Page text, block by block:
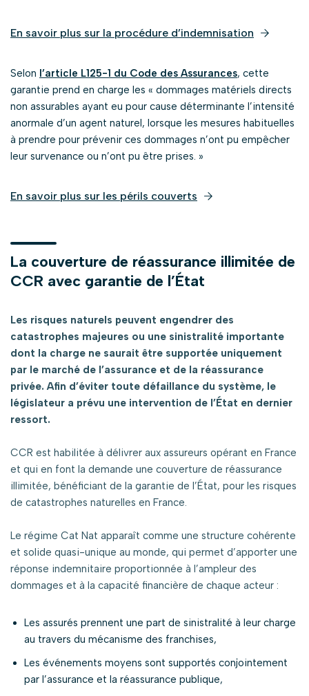
En savoir plus sur la procédure d’indemnisation
Selon l’article L125-1 du Code des Assurances, cette
garantie prend en charge les « dommages matériels directs
non assurables ayant eu pour cause déterminante l’intensité
anormale d’un agent naturel, lorsque les mesures habituelles
à prendre pour prévenir ces dommages n’ont pu empêcher
leur survenance ou n’ont pu être prises. »
En savoir plus sur les périls couverts
La couverture de réassurance illimitée de
CCR avec garantie de l’État
Les risques naturels peuvent engendrer des
catastrophes majeures ou une sinistralité importante
dont la charge ne saurait être supportée uniquement
par le marché de l’assurance et de la réassurance
privée. Afin d’éviter toute défaillance du système, le
législateur a prévu une intervention de l’État en dernier
ressort.
CCR est habilitée à délivrer aux assureurs opérant en France
et qui en font la demande une couverture de réassurance
illimitée, bénéficiant de la garantie de l’État, pour les risques
de catastrophes naturelles en France.
Le régime Cat Nat apparaît comme une structure cohérente
et solide quasi-unique au monde, qui permet d’apporter une
réponse indemnitaire proportionnée à l’ampleur des
dommages et à la capacité financière de chaque acteur :
Les assurés prennent une part de sinistralité à leur charge
au travers du mécanisme des franchises,
Les événements moyens sont supportés conjointement
par l’assurance et la réassurance publique,